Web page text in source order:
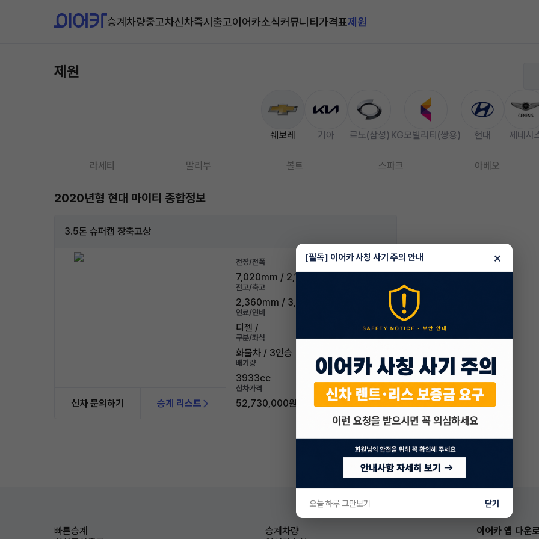
승계차량중고차신차즉시출고이어카소식커뮤니티가격표제원
제원
쉐보레 기아 르노(삼성) KG모빌리티(쌍용) 현대 제네시
라세티 말리부 볼트 스파크 아베오
2020년형 현대 마이티 종합정보
3.5톤 슈퍼캡 장축고상
전장/전폭
7,020mm / 2,180mm
전고/축고
2,360mm / 3,950mm
연료/연비
디젤 /
구분/좌석
화물차 / 3인승
배기량
3933cc
신차가격
52,730,000원
신차 문의하기 승계 리스트
빠른승계
승계차량
이어카 앱 다운
[필독] 이어카 사칭 사기 주의 안내 ×
오늘 하루 그만보기 닫기